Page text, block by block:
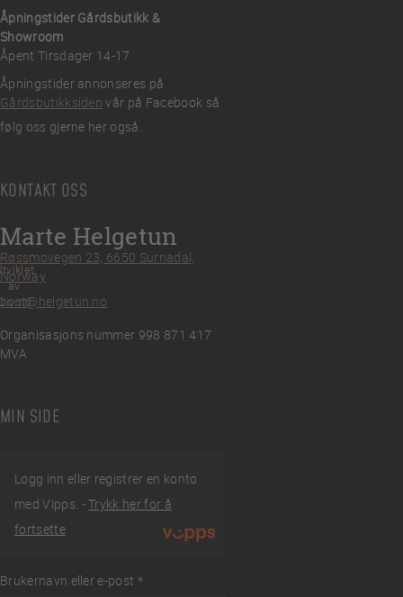
Åpningstider Gårdsbutikk &
Showroom
Åpent Tirsdager 14-17
Åpningstider annonseres på
Gårdsbutikksiden vår på Facebook så
følg oss gjerne her også.
KONTAKT OSS
Marte Helgetun
Røssmovegen 23, 6650 Surnadal,
Norway
post@helgetun.no
Organisasjons nummer 998 871 417
MVA
MIN SIDE
Logg inn eller registrer en konto
med Vipps. -Trykk her for å
fortsette
Brukernavn eller e-post *
Påkrevd
av